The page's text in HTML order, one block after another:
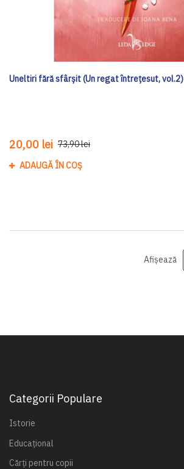
Uneltiri fără sfârșit (Un regat întrețesut, vol.2)
20,00 lei 73,90 lei
ADAUGĂ ÎN COȘ
Afișează
Categorii Populare
Istorie
Educațional
Cărți pentru copii